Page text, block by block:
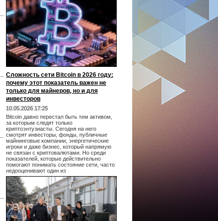
Сложность сети Bitcoin в 2026 году:
почему этот показатель важен не
только для майнеров, но и для
инвесторов
10.05.2026 17:25
Bitcoin давно перестал быть тем активом,
за которым следят только
криптоэнтузиасты. Сегодня на него
смотрят инвесторы, фонды, публичные
майнинговые компании, энергетические
игроки и даже бизнес, который напрямую
не связан с криптовалютами. Но среди
показателей, которые действительно
помогают понимать состояние сети, часто
недооценивают один из